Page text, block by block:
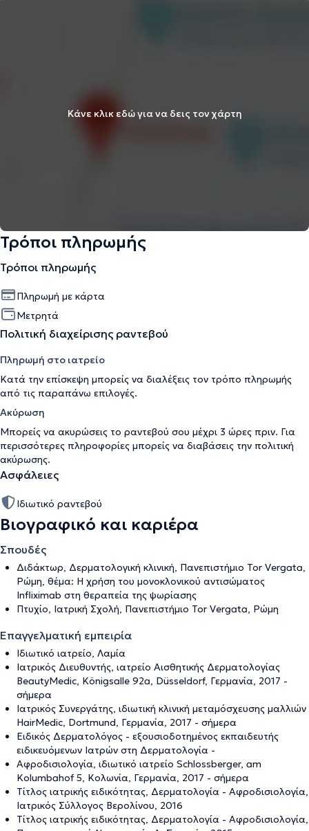
Κάνε κλικ εδώ για να δεις τον χάρτη
Τρόποι πληρωμής
Τρόποι πληρωμής
Πληρωμή με κάρτα
Μετρητά
Πολιτική διαχείρισης ραντεβού
Πληρωμή στο ιατρείο
Κατά την επίσκεψη μπορείς να διαλέξεις τον τρόπο πληρωμής
από τις παραπάνω επιλογές.
Ακύρωση
Μπορείς να ακυρώσεις το ραντεβού σου μέχρι 3 ώρες πριν. Για
περισσότερες πληροφορίες μπορείς να διαβάσεις την πολιτική
ακύρωσης.
Ασφάλειες
Ιδιωτικό ραντεβού
Βιογραφικό και καριέρα
Σπουδές
Διδάκτωρ, Δερματολογική κλινική, Πανεπιστήμιο Tor Vergata,
Ρώμη, θέμα: Η χρήση του μονοκλονικoύ αντισώματος
Infliximab στη θεραπεία της ψωρίασης
Πτυχίο, Ιατρική Σχολή, Πανεπιστήμιο Tor Vergata, Ρώμη
Επαγγελματική εμπειρία
Ιδιωτικό ιατρείο, Λαμία
Ιατρικός Διευθυντής, ιατρείο Αισθητικής Δερματολογίας
BeautyMedic, Königsalle 92a, Düsseldorf, Γερμανία, 2017 -
σήμερα
Ιατρικός Συνεργάτης, ιδιωτική κλινική μεταμόσχευσης μαλλιών
HairMedic, Dortmund, Γερμανία, 2017 - σήμερα
Ειδικός Δερματολόγος - εξουσιοδοτημένος εκπαιδευτής
ειδικευόμενων Ιατρών στη Δερματολογία -
Αφροδισιολογία, ιδιωτικό ιατρείο Schlossberger, am
Kolumbahof 5, Κολωνία, Γερμανία, 2017 - σήμερα
Τίτλος ιατρικής ειδικότητας, Δερματολογία - Αφροδισιολογία,
Ιατρικός Σύλλογος Βερολίνου, 2016
Τίτλος ιατρικής ειδικότητας, Δερματολογία - Αφροδισιολογία,